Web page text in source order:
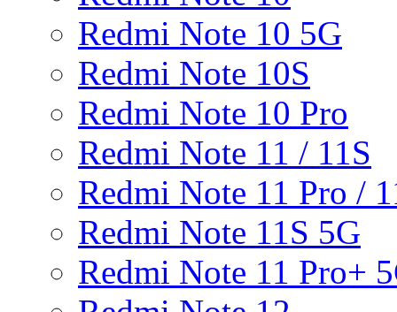
Redmi Note 10 5G
Redmi Note 10S
Redmi Note 10 Pro
Redmi Note 11 / 11S
Redmi Note 11 Pro /
Redmi Note 11S 5G
Redmi Note 11 Pro+